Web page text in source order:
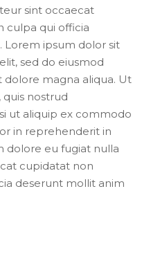
sint occaecat
culpa qui officia
ipsum dolor sit
sed do eiusmod
magna aliqua. Ut
nostrud
ut aliquip ex commodo
in reprehenderit in
dolore eu fugiat nulla
cupidatat non
deserunt mollit anim